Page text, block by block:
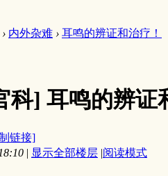
› 内外杂难 › 耳鸣的辨证和治疗！
科] 耳鸣的辨证
链接]
| 显示全部楼层 |阅读模式